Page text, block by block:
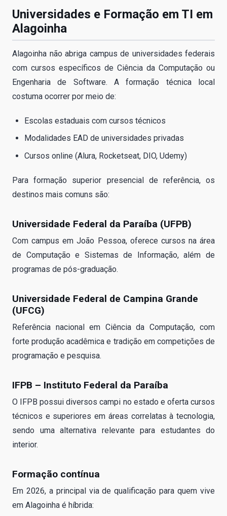
Universidades e Formação em TI em
Alagoinha
Alagoinha não abriga campus de universidades federais
com cursos específicos de Ciência da Computação ou
Engenharia de Software. A formação técnica local
costuma ocorrer por meio de:
Escolas estaduais com cursos técnicos
Modalidades EAD de universidades privadas
Cursos online (Alura, Rocketseat, DIO, Udemy)
Para formação superior presencial de referência, os
destinos mais comuns são:
Universidade Federal da Paraíba (UFPB)
Com campus em João Pessoa, oferece cursos na área
de Computação e Sistemas de Informação, além de
programas de pós-graduação.
Universidade Federal de Campina Grande
(UFCG)
Referência nacional em Ciência da Computação, com
forte produção acadêmica e tradição em competições de
programação e pesquisa.
IFPB – Instituto Federal da Paraíba
O IFPB possui diversos campi no estado e oferta cursos
técnicos e superiores em áreas correlatas à tecnologia,
sendo uma alternativa relevante para estudantes do
interior.
Formação contínua
Em 2026, a principal via de qualificação para quem vive
em Alagoinha é híbrida: